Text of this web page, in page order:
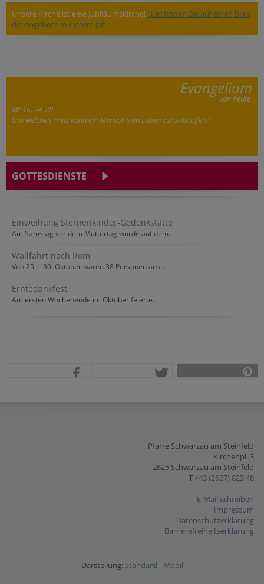
Unsere Kirche ist eine Jubiläumskirche! Hier finden Sie auf einen Blick
die Angebote in diesem Jahr:
Evangelium
von heute
Mt 16, 24-28
Um welchen Preis kann ein Mensch sein Leben zurückkaufen?
GOTTESDIENSTE
Einweihung Sternenkinder-Gedenkstätte
Am Samstag vor dem Muttertag wurde auf dem...
Wallfahrt nach Rom
Von 25. – 30. Oktober waren 38 Personen aus...
Erntedankfest
Am ersten Wochenende im Oktober feierte...
Pfarre Schwarzau am Steinfeld
Kirchenpl. 3
2625 Schwarzau am Steinfeld
T +43 (2627) 823 48
E-Mail schreiben
Impressum
Datenschutzerklärung
Barrierefreiheitserklärung
Darstellung: Standard - Mobil